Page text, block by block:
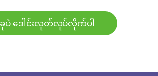
ခုပဲ ဒေါင်းလုတ်လုပ်လိုက်ပါ